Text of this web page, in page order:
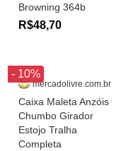
Browning 364b
R$48,70
- 10%
mercadolivre.com.br
Caixa Maleta Anzóis
Chumbo Girador
Estojo Tralha
Completa